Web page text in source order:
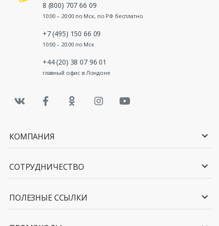
8 (800) 707 66 09
10:00 – 20:00 по Мск, по РФ бесплатно
+7 (495) 150 66 09
10:00 – 20:00 по Мск
+44 (20) 38 07 96 01
главный офис в Лондоне
КОМПАНИЯ
СОТРУДНИЧЕСТВО
ПОЛЕЗНЫЕ ССЫЛКИ